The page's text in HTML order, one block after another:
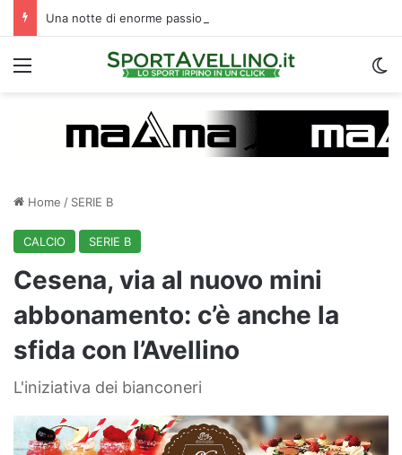
Menu
Home / SERIE B
CALCIO SERIE B
Cesena, via al nuovo mini
abbonamento: c’è anche la
sfida con l’Avellino
L'iniziativa dei bianconeri